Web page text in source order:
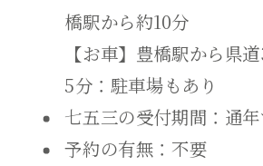
橋駅から約10分
【お車】豊橋駅から県
5分：駐車場もあり
七五三の受付期間：通
予約の有無：不要